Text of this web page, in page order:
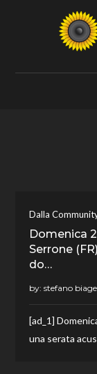
Fai Girare
Dalla
Domenica
Serrone
do…
by:stefano
[ad_1]
una serata